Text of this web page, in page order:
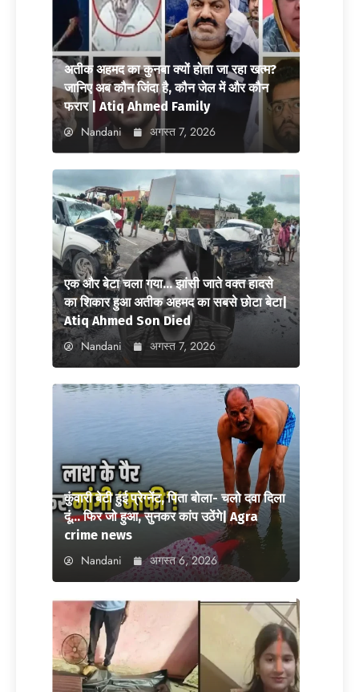
अतीक अहमद का कुनबा क्यों होता जा रहा खत्म?
जानिए अब कौन जिंदा है, कौन जेल में और कौन
फरार | Atiq Ahmed Family
Nandani अगस्त 7, 2026
एक और बेटा चला गया… झांसी जाते वक्त हादसे
का शिकार हुआ अतीक अहमद का सबसे छोटा बेटा|
Atiq Ahmed Son Died
Nandani अगस्त 7, 2026
कुंवारी बेटी हुई प्रेग्नेंट, पिता बोला- चलो दवा दिला
दूं… फिर जो हुआ, सुनकर कांप उठेंगे| Agra
crime news
Nandani अगस्त 6, 2026